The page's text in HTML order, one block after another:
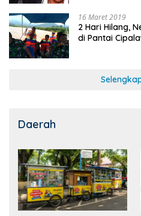
16 Maret 2019
2 Hari Hilang,
di Pantai
Daerah